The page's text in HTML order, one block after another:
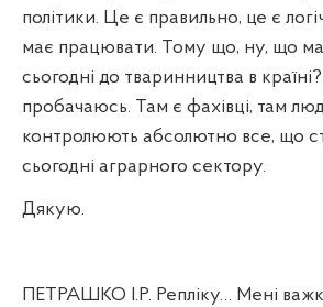
політики. Це є правильно, це є
має працювати. Тому що, ну, що
сьогодні до тваринництва в
пробачаюсь. Там є фахівці, там
контролюють абсолютно все, що
сьогодні аграрного сектору.
Дякую.
ПЕТРАШКО І.Р. Репліку… Мені